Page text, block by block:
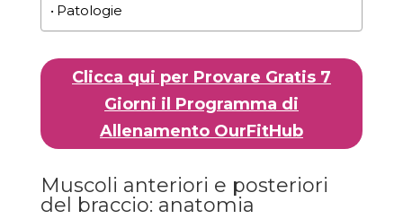
Patologie
Clicca qui per Provare Gratis 7
Giorni il Programma di
Allenamento OurFitHub
Muscoli anteriori e posteriori
del braccio: anatomia